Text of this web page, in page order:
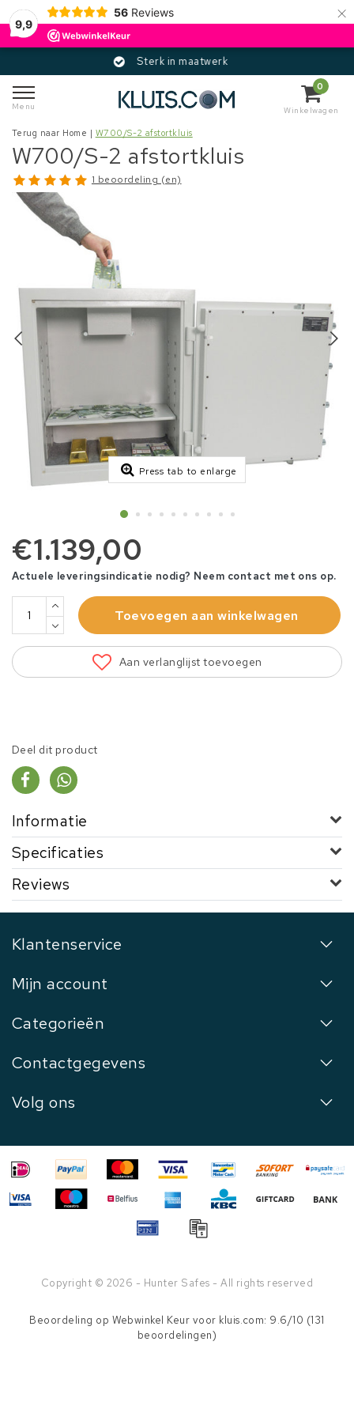
9,9
56 Reviews ×
Sterk in maatwerk
Menu
0
Winkelwagen
Terug naar Home | W700/S-2 afstortkluis
W700/S-2 afstortkluis
1 beoordeling (en)
Press tab to enlarge
€1.139,00
Actuele leveringsindicatie nodig? Neem contact met ons op.
Toevoegen aan winkelwagen
Aan verlanglijst toevoegen
Deel dit product
Informatie
Specificaties
Reviews
Klantenservice
Mijn account
Categorieën
Contactgegevens
Volg ons
Copyright © 2026 - Hunter Safes - All rights reserved
Beoordeling op Webwinkel Keur voor kluis.com: 9.6/10 (131
beoordelingen)